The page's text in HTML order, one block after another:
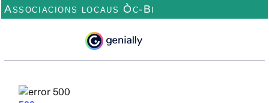
Associacions locaus Òc-Bi